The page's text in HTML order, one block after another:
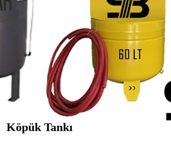
Köpük Tankı